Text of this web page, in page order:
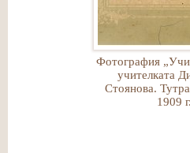
Фотография
учителката
Стоянова.
1909